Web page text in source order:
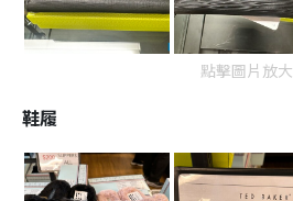
點擊圖片放大
鞋履